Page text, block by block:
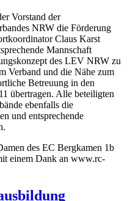
Vorstand der
NRW die Förderung
Claus Karst
Mannschaft
des LEV NRW zu
Verband und die Nähe zum
Betreuung in den
übertragen. Alle beteiligten
ebenfalls die
und entsprechende
des EC Bergkamen 1b
einem Dank an www.rc-